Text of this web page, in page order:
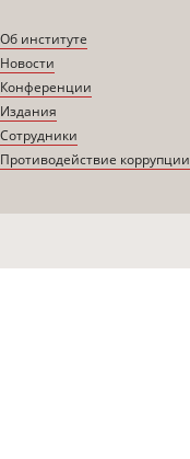
Об институте
Новости
Конференции
Издания
Сотрудники
Противодействие коррупции